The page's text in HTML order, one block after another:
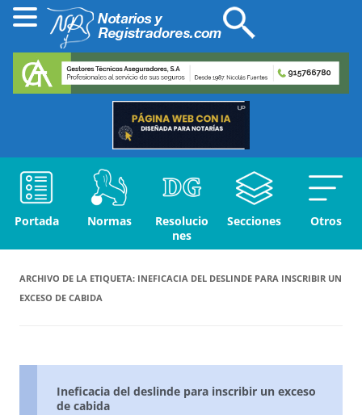
Portada Normas
Resolucio
nes
Secciones Otros
ARCHIVO DE LA ETIQUETA: INEFICACIA DEL DESLINDE PARA INSCRIBIR UN
EXCESO DE CABIDA
Ineficacia del deslinde para inscribir un exceso
de cabida